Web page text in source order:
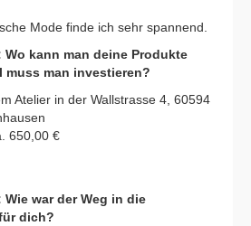
Mode finde ich sehr spannend.
kann man deine Produkte
muss man investieren?
Atelier in der Wallstrasse 4, 60594
650,00 €
war der Weg in die
dich?